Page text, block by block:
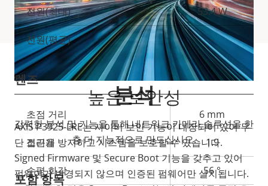
높은 보안성
AXIS P3925-LRE는 사이버 보안 기능이 내장되어 있어 무
단 접근을 방지하고 시스템을 보호할 수 있습니다.
Signed Firmware 및 Secure Boot 기능을 갖추고 있어
펌웨어가 변경되지 않으며 인증된 펌웨어만 설치됩니다.
속
성
설
명
속
성
값
전원(최대) 53.4 W
전원(평균) -
렌즈
속
성
설
명
속
성
값
초점 거리 6 mm
조리개 1.9
수평 화각 56 °
분석
강력한 분석 및 기능을 통해 네트워크 카메라 솔루션을 한
층 더 지능적으로 만드십시오.
포함 항목